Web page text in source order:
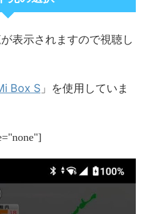
表示されますので視聴し
Box S 」を使用していま